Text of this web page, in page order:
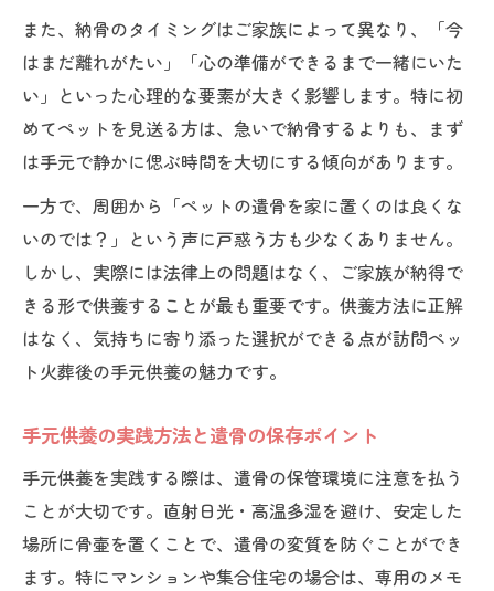
また、納骨のタイミングはご家族によって異なり、「今
はまだ離れがたい」「心の準備ができるまで一緒にいた
い」といった心理的な要素が大きく影響します。特に初
めてペットを見送る方は、急いで納骨するよりも、まず
は手元で静かに偲ぶ時間を大切にする傾向があります。
一方で、周囲から「ペットの遺骨を家に置くのは良くな
いのでは？」という声に戸惑う方も少なくありません。
しかし、実際には法律上の問題はなく、ご家族が納得で
きる形で供養することが最も重要です。供養方法に正解
はなく、気持ちに寄り添った選択ができる点が訪問ペッ
ト火葬後の手元供養の魅力です。
手元供養の実践方法と遺骨の保存ポイント
手元供養を実践する際は、遺骨の保管環境に注意を払う
ことが大切です。直射日光・高温多湿を避け、安定した
場所に骨壷を置くことで、遺骨の変質を防ぐことができ
ます。特にマンションや集合住宅の場合は、専用のメモ